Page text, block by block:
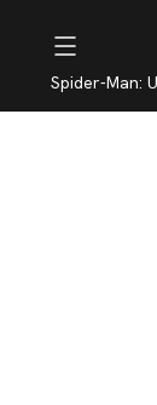
Spider-Man: